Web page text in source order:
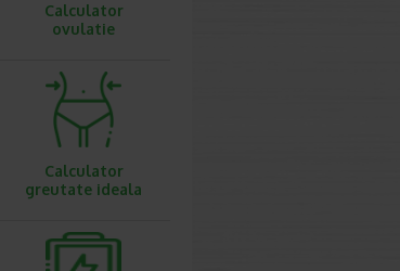
Calculator
ovulatie
Calculator
greutate ideala